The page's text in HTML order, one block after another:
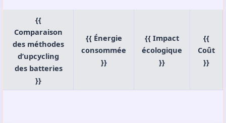
{{
Comparaison
des méthodes
d’upcycling
des batteries
}}
{{ Énergie
consommée
}}
{{ Impact
écologique
}}
{{
Coût
}}